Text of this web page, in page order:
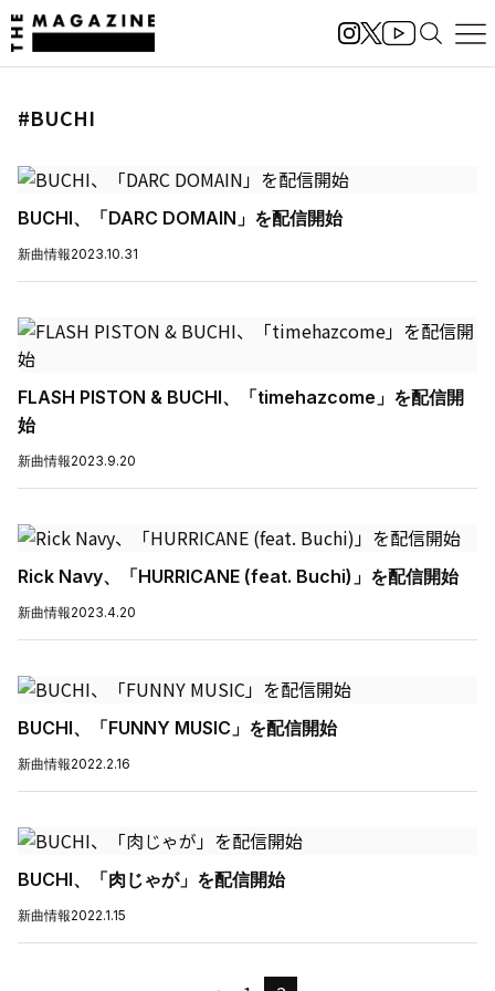
#BUCHI
BUCHI、「DARC DOMAIN」を配信開始
新曲情報2023.10.31
FLASH PISTON & BUCHI、「timehazcome」を配信開
始
新曲情報2023.9.20
Rick Navy、「HURRICANE (feat. Buchi)」を配信開始
新曲情報2023.4.20
BUCHI、「FUNNY MUSIC」を配信開始
新曲情報2022.2.16
BUCHI、「肉じゃが」を配信開始
新曲情報2022.1.15